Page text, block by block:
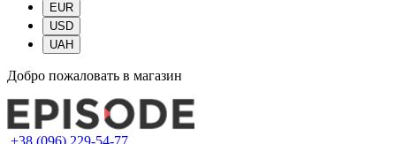
EUR
USD
UAH
Добро пожаловать в магазин
+38 (096) 229-54-77